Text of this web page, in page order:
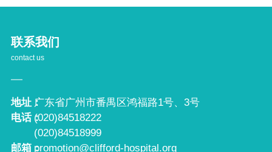
联系我们
contact us
地址：广东省广州市番禺区鸿福路1号、3号
电话：(020)84518222
(020)84518999
邮箱：promotion@clifford-hospital.org